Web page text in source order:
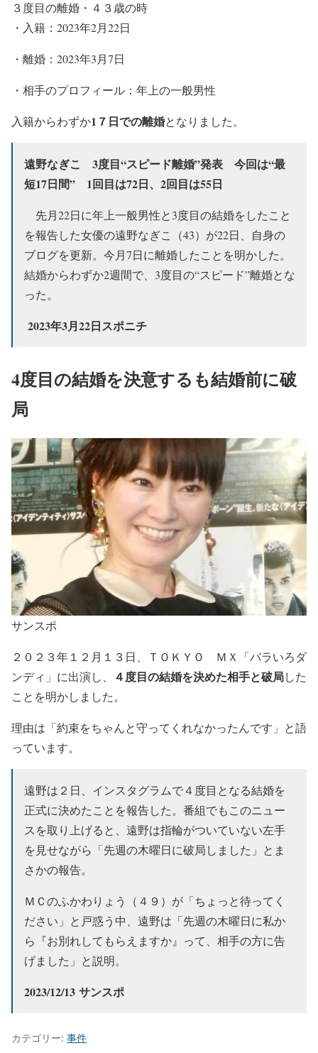
３度目の離婚・４３歳の時
・入籍：2023年2月22日
・離婚：2023年3月7日
・相手のプロフィール：年上の一般男性
入籍からわずか1７日での離婚となりました。
遠野なぎこ 3度目“スピード離婚”発表 今回は“最
短17日間” 1回目は72日、2回目は55日
先月22日に年上一般男性と3度目の結婚をしたこと
を報告した女優の遠野なぎこ（43）が22日、自身の
ブログを更新。今月7日に離婚したことを明かした。
結婚からわずか2週間で、3度目の“スピード”離婚とな
った。
2023年3月22日スポニチ
4度目の結婚を決意するも結婚前に破
局
サンスポ
２０２３年１２月１３日、ＴＯＫＹＯ ＭＸ「バラいろダ
ンディ」に出演し、
４度目の結婚を決めた相手と破局した
ことを明かしました。
理由は「約束をちゃんと守ってくれなかったんです」と語
っています。
遠野は２日、インスタグラムで４度目となる結婚を
正式に決めたことを報告した。番組でもこのニュー
スを取り上げると、遠野は指輪がついていない左手
を見せながら「先週の木曜日に破局しました」とま
さかの報告。
ＭＣのふかわりょう（４９）が「ちょっと待ってく
ださい」と戸惑う中、遠野は「先週の木曜日に私か
ら『お別れしてもらえますか』って、相手の方に告
げました」と説明。
2023/12/13 サンスポ
カテゴリー: 事件